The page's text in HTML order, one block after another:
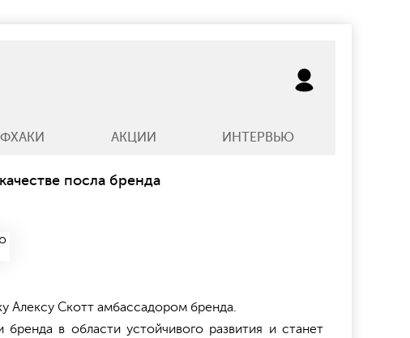
АКЦИИ ИНТЕРВЬЮ
посла бренда
Алексу Скотт амбассадором бренда.
в области устойчивого развития и станет